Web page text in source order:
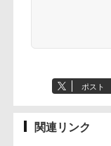
ポスト
関連リンク